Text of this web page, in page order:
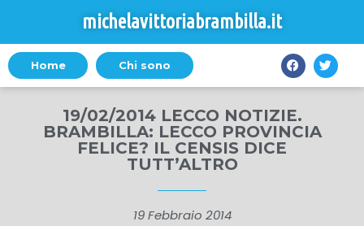
michelavittoriabrambilla.it
Home Chi sono
19/02/2014 LECCO NOTIZIE.
BRAMBILLA: LECCO PROVINCIA
FELICE? IL CENSIS DICE
TUTT’ALTRO
19 Febbraio 2014